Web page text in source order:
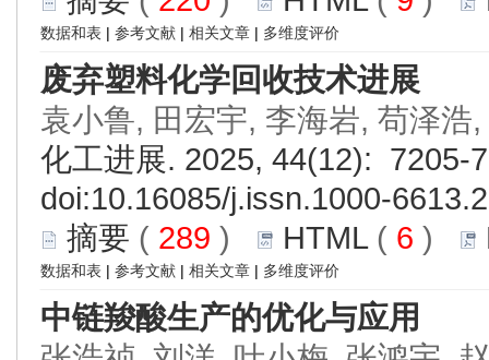
数据和表 | 参考文献 | 相关文章 | 多维度评价
废弃塑料化学回收技术进展
袁小鲁, 田宏宇, 李海岩, 苟泽浩
化工进展. 2025, 44(12): 7205-
doi:10.16085/j.issn.1000-
摘要 ( 289 ) HTML( 6 )
数据和表 | 参考文献 | 相关文章 | 多维度评价
中链羧酸生产的优化与应用